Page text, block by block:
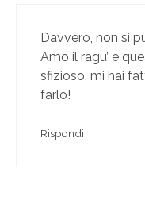
Davvero, non si
Amo il ragu’ e
sfizioso, mi hai
farlo!
Rispondi